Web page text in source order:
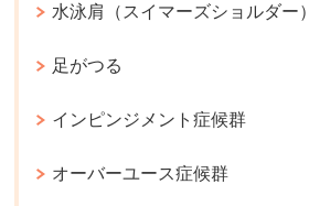
水泳肩（スイマーズショルダー）
足がつる
インピンジメント症候群
オーバーユース症候群